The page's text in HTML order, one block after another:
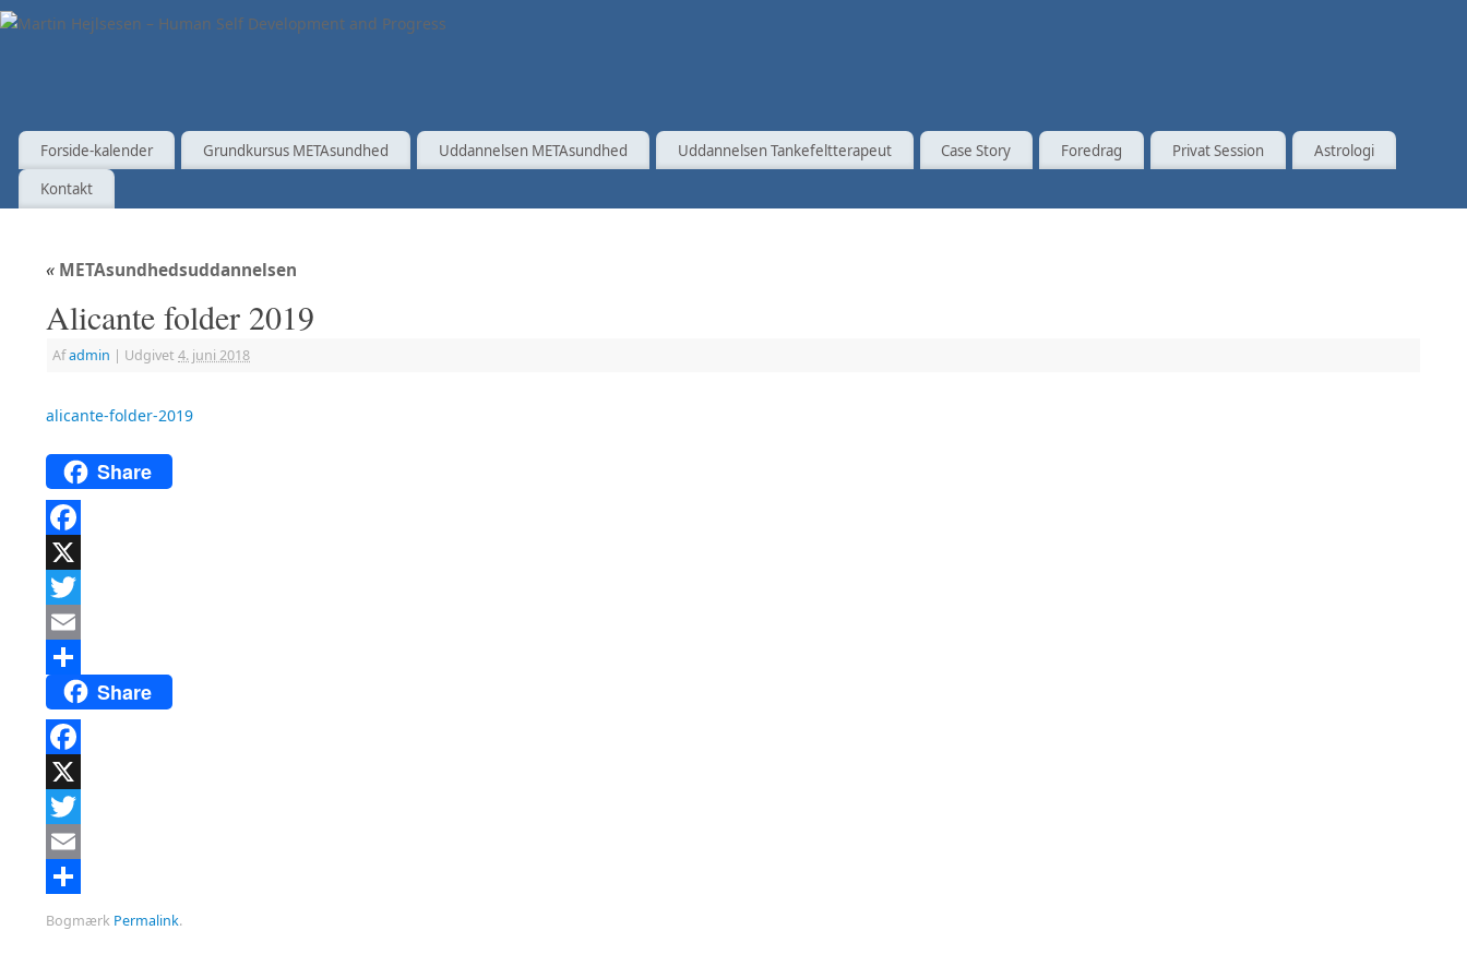
Forside-kalender Grundkursus METAsundhed Uddannelsen METAsundhed Uddannelsen Tankefeltterapeut Case Story Foredrag Privat Session
Astrologi
Kontakt
« METAsundhedsuddannelsen
Alicante folder 2019
Afadmin | Udgivet 4. juni 2018
alicante-folder-2019
Share
Facebook
X
Twitter
Email
Del
Share
Facebook
X
Twitter
Email
Del
Bogmærk Permalink.